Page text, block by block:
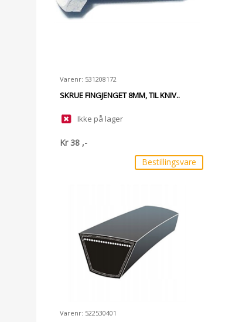
Varenr: 531208172
SKRUE FINGJENGET 8MM, TIL KNIV..
Ikke på lager
Kr38 ,-
Bestillingsvare
Varenr: 522530401